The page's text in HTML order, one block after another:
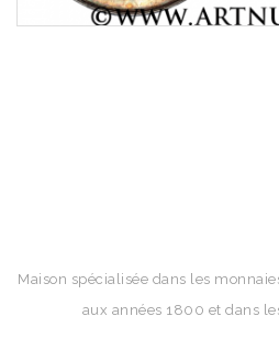
Maison spécialisée dans les
aux années 1800 et dans